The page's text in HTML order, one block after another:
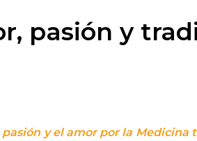
pasión y
pasión y el amor por la Medicina